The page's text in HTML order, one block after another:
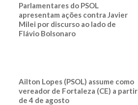
Parlamentares do PSOL
apresentam ações contra Javier
Milei por discurso ao lado de
Flávio Bolsonaro
Ailton Lopes (PSOL) assume como
vereador de Fortaleza (CE) a partir
de 4 de agosto